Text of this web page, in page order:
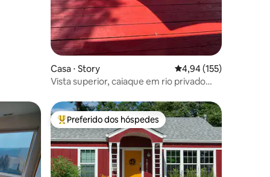
Casa ⋅ Story 4,94 de uma avaliação
4,94 (155)
Vista superior, caiaque em rio privado
Entre os melhores preferidos dos hóspedes
Preferido dos hóspedes